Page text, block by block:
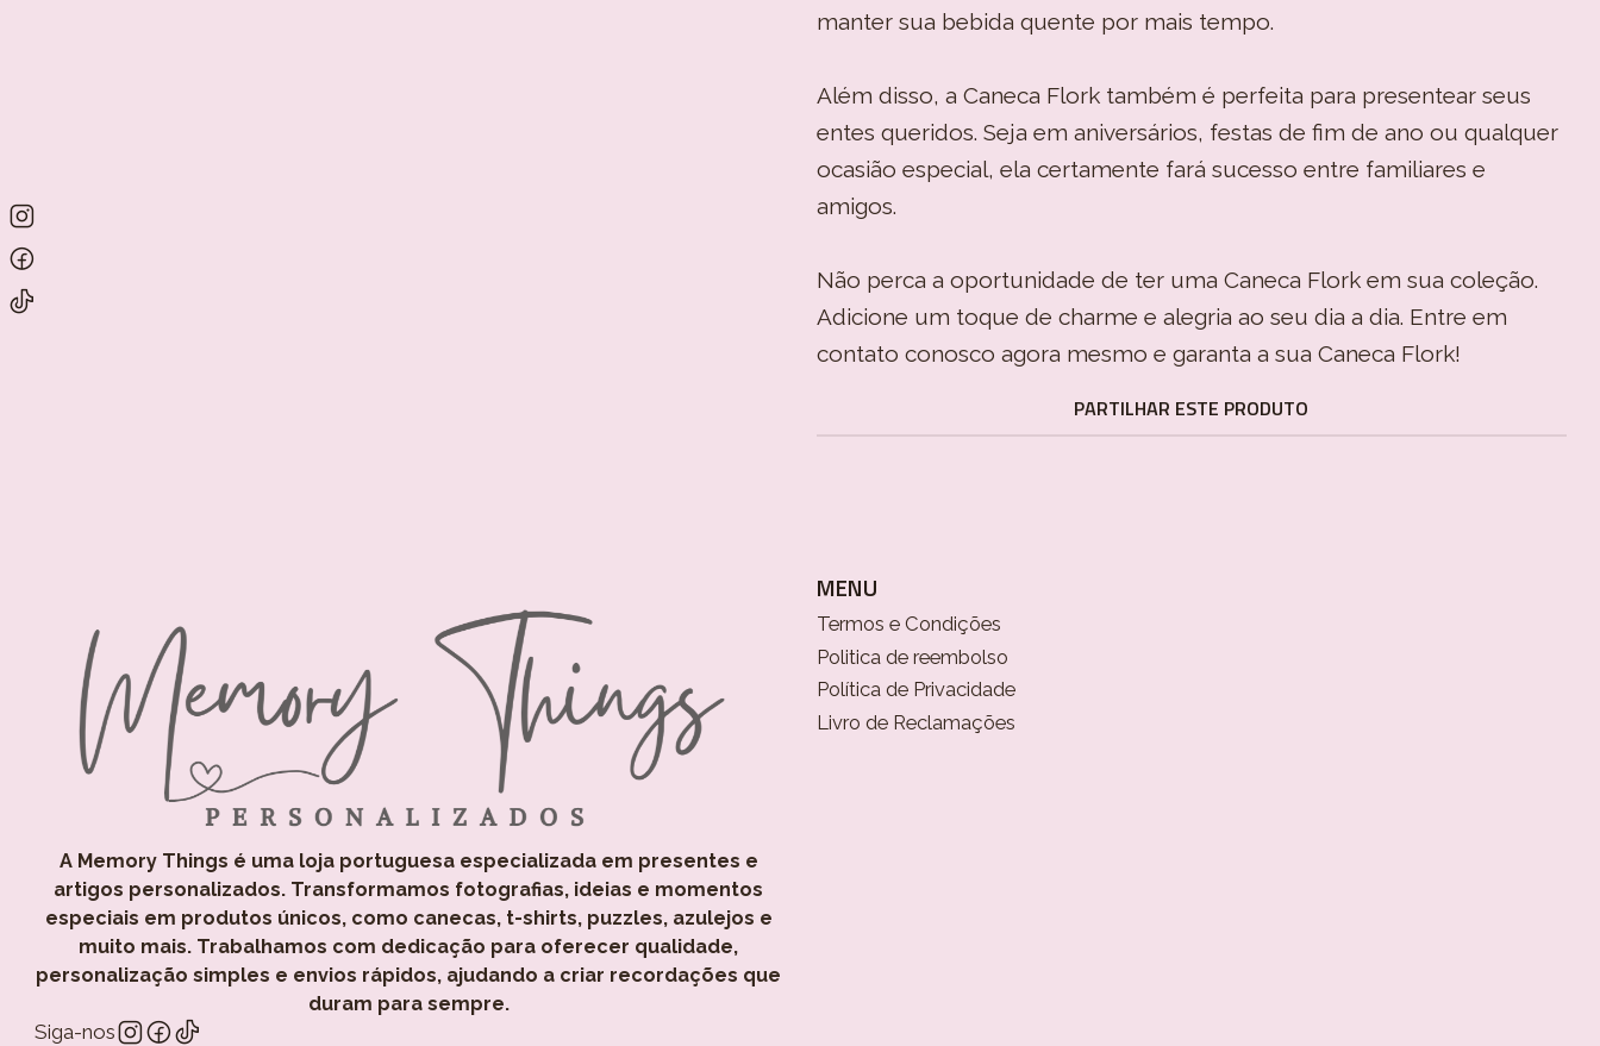
manter sua bebida quente por mais tempo.
Além disso, a Caneca Flork também é perfeita para presentear seus
entes queridos. Seja em aniversários, festas de fim de ano ou qualquer
ocasião especial, ela certamente fará sucesso entre familiares e
amigos.
Não perca a oportunidade de ter uma Caneca Flork em sua coleção.
Adicione um toque de charme e alegria ao seu dia a dia. Entre em
contato conosco agora mesmo e garanta a sua Caneca Flork!
PARTILHAR ESTE PRODUTO
A Memory Things é uma loja portuguesa especializada em presentes e
artigos personalizados. Transformamos fotografias, ideias e momentos
especiais em produtos únicos, como canecas, t-shirts, puzzles, azulejos e
muito mais. Trabalhamos com dedicação para oferecer qualidade,
personalização simples e envios rápidos, ajudando a criar recordações que
duram para sempre.
Siga-nos
MENU
Termos e Condições
Politica de reembolso
Política de Privacidade
Livro de Reclamações